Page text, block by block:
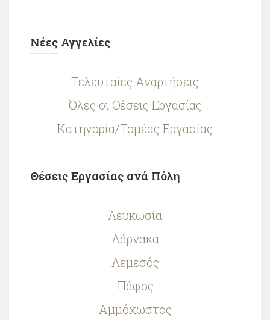
Νέες Αγγελίες
Τελευταίες Αναρτήσεις
Όλες οι Θέσεις Εργασίας
Κατηγορία/Τομέας Εργασίας
Θέσεις Εργασίας ανά Πόλη
Λευκωσία
Λάρνακα
Λεμεσός
Πάφος
Αμμόχωστος